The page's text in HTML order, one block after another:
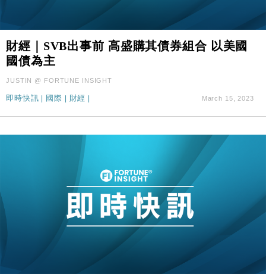
財經｜SVB出事前 高盛購其債券組合 以美國
國債為主
JUSTIN @ FORTUNE INSIGHT
即時快訊 | 國際 | 財經 | March 15, 2023